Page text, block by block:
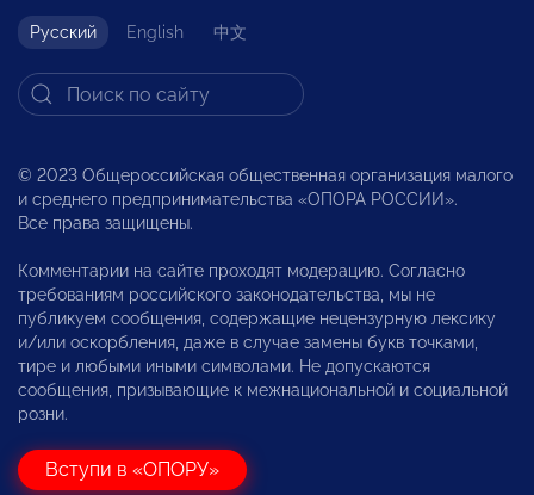
Русский English 中文
© 2023 Общероссийская общественная организация малого
и среднего предпринимательства «ОПОРА РОССИИ».
Все права защищены.
Комментарии на сайте проходят модерацию. Согласно
требованиям российского законодательства, мы не
публикуем сообщения, содержащие нецензурную лексику
и/или оскорбления, даже в случае замены букв точками,
тире и любыми иными символами. Не допускаются
сообщения, призывающие к межнациональной и социальной
розни.
Вступи в «ОПОРУ»